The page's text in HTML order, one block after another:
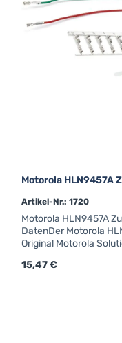
Motorola HLN9457A
Artikel-Nr.: 1720
Motorola HLN9457A
DatenDer Motorola
Original Motorola
zuverlässige und
Regulärer Preis:
15,47 €